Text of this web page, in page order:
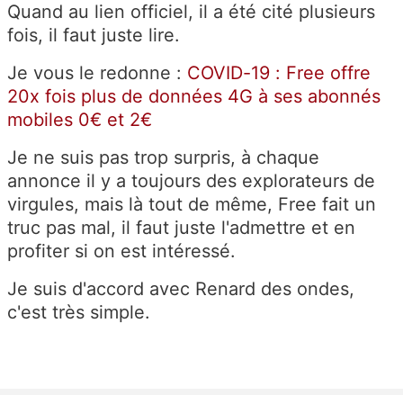
Quand au lien officiel, il a été cité plusieurs
fois, il faut juste lire.
Je vous le redonne : COVID-19 : Free offre
20x fois plus de données 4G à ses abonnés
mobiles 0€ et 2€
Je ne suis pas trop surpris, à chaque
annonce il y a toujours des explorateurs de
virgules, mais là tout de même, Free fait un
truc pas mal, il faut juste l'admettre et en
profiter si on est intéressé.
Je suis d'accord avec Renard des ondes,
c'est très simple.